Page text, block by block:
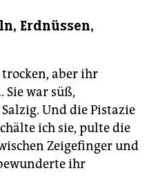
Erdnüssen,
trocken, aber ihr
Sie war süß,
Und die Pistazie
ich sie, pulte die
Zeigefinger und
ihr